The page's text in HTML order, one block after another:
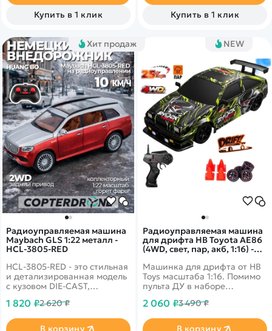
Купить в 1 клик
Купить в 1 клик
Хит продаж
Радиоуправляемая машина
Maybach GLS 1:22 металл -
HCL-3805-RED
HCL-3805-RED - это стильная
и детализированная модель
с кузовом DIE-CAST,
фар и эффектным
подсветкой.
1 820 ₽2 620 ₽
В корзину
NEW
Радиоуправляемая машина
для дрифта HB Toyota AE86
(4WD, свет, пар, акб, 1:16) -
Машинка для дрифта от HB
Toys масштаба 1:16. Помимо
пульта ДУ в наборе
колеса, ключ для смены
и аккумулятор. Из
2 060 ₽3 490 ₽
В корзину